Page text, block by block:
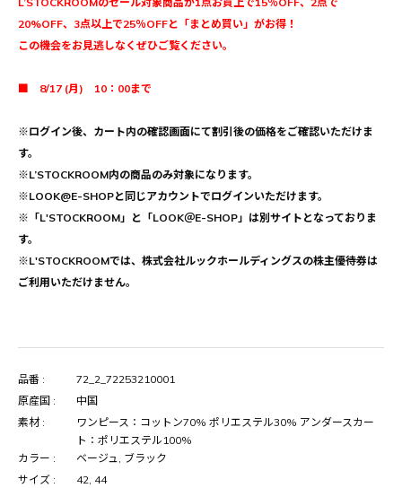
20%OFF、3点以上で25％OFFと「まとめ買い」がお得！
この機会をお見逃しなくぜひご覧ください。
■ 8/17 (月) 10：00まで
※ログイン後、カート内の確認画面にて割引後の価格をご確認いただけま
す。
※L’STOCKROOM内の商品のみ対象になります。
※LOOK@E-SHOPと同じアカウントでログインいただけます。
※「L'STOCKROOM」と「LOOK＠E-SHOP」は別サイトとなっておりま
す。
※L'STOCKROOMでは、株式会社ルックホールディングスの株主優待券は
ご利用いただけません。
品番 :
72_2_72253210001
原産国 :
中国
素材 :
ワンピース：コットン70% ポリエステル30% アンダースカー
ト：ポリエステル100%
カラー :
ベージュ, ブラック
サイズ :
42, 44